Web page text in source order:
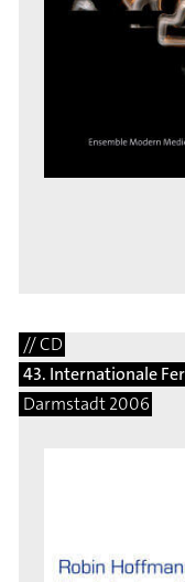
// CD
43. Internationale
Darmstadt 2006